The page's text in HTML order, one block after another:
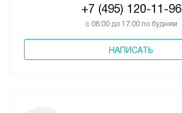
+7 (495) 120-11-96
с 08:00 до 17:00 по будням
НАПИСАТЬ